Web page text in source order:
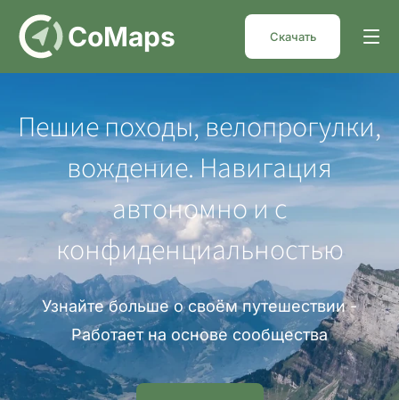
DE CoMaps Скачать
Пешие походы, велопрогулки,
вождение. Навигация
автономно и с
конфиденциальностью
Узнайте больше о своём путешествии -
Работает на основе сообщества